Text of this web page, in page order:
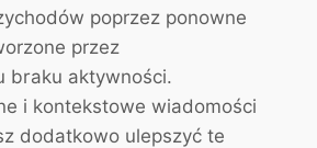
poprzez ponowne
przez
braku aktywności.
i kontekstowe wiadomości
dodatkowo ulepszyć te